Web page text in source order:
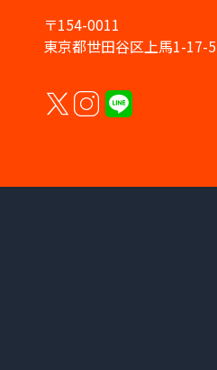
〒154-0011
東京都世田谷区上馬1-17-5